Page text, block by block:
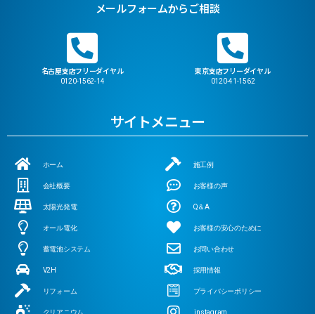
メールフォームからご相談
名古屋支店フリーダイヤル
0120-1562-14
東京支店フリーダイヤル
0120-41-1562
サイトメニュー
ホーム
会社概要
太陽光発電
オール電化
蓄電池システム
V2H
リフォーム
クリアニウム
施工例
お客様の声
Q＆A
お客様の安心のために
お問い合わせ
採用情報
プライバシーポリシー
instagram